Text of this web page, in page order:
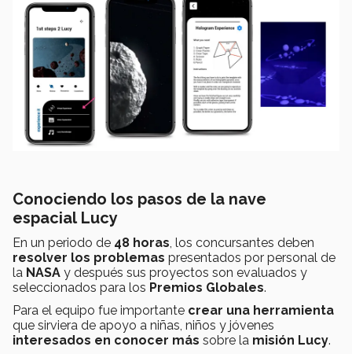
Conociendo los pasos de la nave
espacial Lucy
En un periodo de 48 horas, los concursantes deben
resolver los problemas presentados por personal de
la NASA y después sus proyectos son evaluados y
seleccionados para los Premios Globales.
Para el equipo fue importante crear una herramienta
que sirviera de apoyo a niñas, niños y jóvenes
interesados en conocer más sobre la misión Lucy.